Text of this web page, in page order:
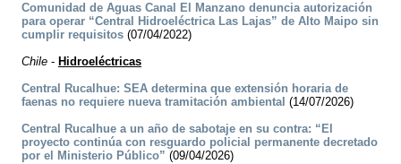
Comunidad de Aguas Canal El Manzano denuncia autorización
para operar “Central Hidroeléctrica Las Lajas” de Alto Maipo sin
cumplir requisitos (07/04/2022)
Chile - Hidroeléctricas
Central Rucalhue: SEA determina que extensión horaria de
faenas no requiere nueva tramitación ambiental (14/07/2026)
Central Rucalhue a un año de sabotaje en su contra: “El
proyecto continúa con resguardo policial permanente decretado
por el Ministerio Público” (09/04/2026)